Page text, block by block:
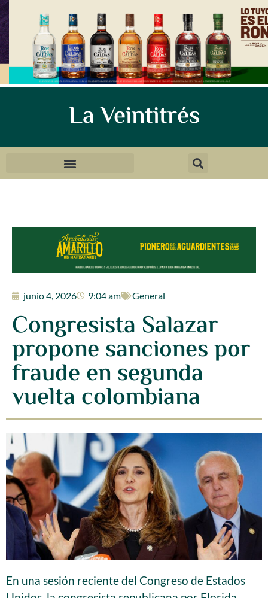
La Veintitrés
junio 4, 2026 9:04 am General
Congresista Salazar
propone sanciones por
fraude en segunda
vuelta colombiana
En una sesión reciente del Congreso de Estados